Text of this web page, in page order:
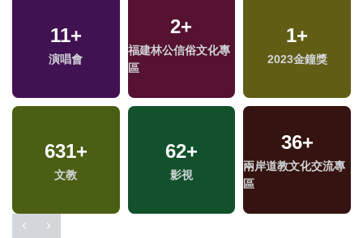
11+
演唱會
2+
福建林公信俗文化專
區
1+
2023金鐘獎
631+
文教
62+
影視
36+
兩岸道教文化交流專
區